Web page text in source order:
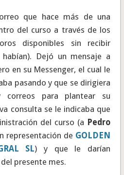
que hace más de una
del curso a través de los
disponibles sin recibir
Dejó un mensaje a
en su Messenger, el cual le
pasando y que se dirigiera
para plantear su
consulta se le indicaba que
del curso (a Pedro
representación de GOLDEN
SL) y que le darían
presente mes.